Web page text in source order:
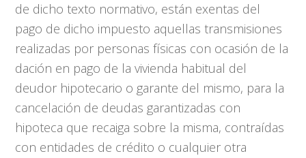
de dicho texto normativo, están exentas del
pago de dicho impuesto aquellas transmisiones
realizadas por personas físicas con ocasión de la
dación en pago de la vivienda habitual del
deudor hipotecario o garante del mismo, para la
cancelación de deudas garantizadas con
hipoteca que recaiga sobre la misma, contraídas
con entidades de crédito o cualquier otra